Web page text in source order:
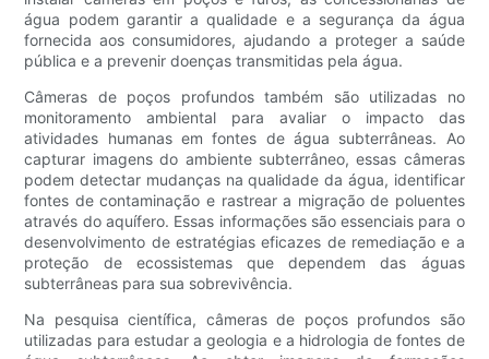
água podem garantir a qualidade e a segurança da água
fornecida aos consumidores, ajudando a proteger a saúde
pública e a prevenir doenças transmitidas pela água.
Câmeras de poços profundos também são utilizadas no
monitoramento ambiental para avaliar o impacto das
atividades humanas em fontes de água subterrâneas. Ao
capturar imagens do ambiente subterrâneo, essas câmeras
podem detectar mudanças na qualidade da água, identificar
fontes de contaminação e rastrear a migração de poluentes
através do aquífero. Essas informações são essenciais para o
desenvolvimento de estratégias eficazes de remediação e a
proteção de ecossistemas que dependem das águas
subterrâneas para sua sobrevivência.
Na pesquisa científica, câmeras de poços profundos são
utilizadas para estudar a geologia e a hidrologia de fontes de